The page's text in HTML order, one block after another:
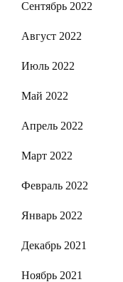
Сентябрь 2022
Август 2022
Июль 2022
Май 2022
Апрель 2022
Март 2022
Февраль 2022
Январь 2022
Декабрь 2021
Ноябрь 2021